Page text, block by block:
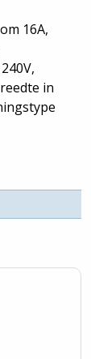
16A,
in